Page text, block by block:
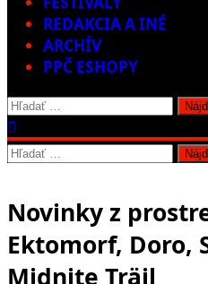
REDAKCIA A INÉ
ARCHÍV
PPČ ESHOPY
Hľadať:
Hľadať:
Novinky z
Ektomorf, Doro,
Midnite Träil